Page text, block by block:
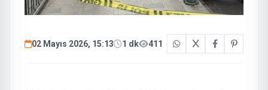
02 Mayıs 2026, 15:13 1 dk 411